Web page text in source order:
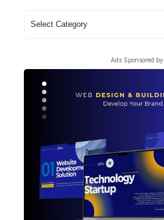
Nirmeke
Ads Sponsored by